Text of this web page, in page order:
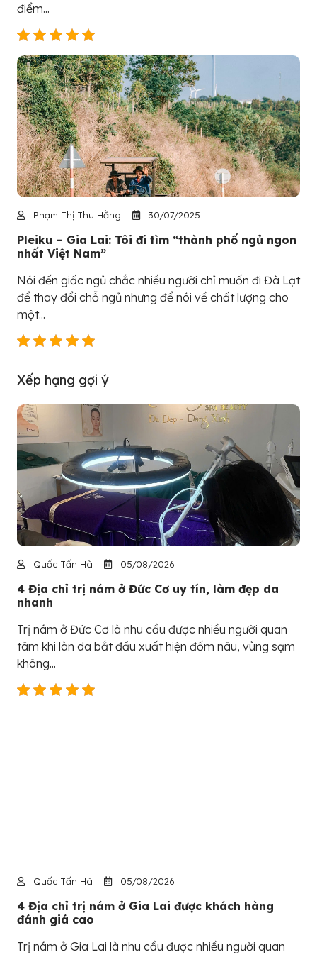
điểm...
Phạm Thị Thu Hằng 30/07/2025
Pleiku – Gia Lai: Tôi đi tìm “thành phố ngủ ngon
nhất Việt Nam”
Nói đến giấc ngủ chắc nhiều người chỉ muốn đi Đà Lạt
để thay đổi chỗ ngủ nhưng để nói về chất lượng cho
một...
Xếp hạng gợi ý
Quốc Tấn Hà 05/08/2026
4 Địa chỉ trị nám ở Đức Cơ uy tín, làm đẹp da
nhanh
Trị nám ở Đức Cơ là nhu cầu được nhiều người quan
tâm khi làn da bắt đầu xuất hiện đốm nâu, vùng sạm
không...
Quốc Tấn Hà 05/08/2026
4 Địa chỉ trị nám ở Gia Lai được khách hàng
đánh giá cao
Trị nám ở Gia Lai là nhu cầu được nhiều người quan